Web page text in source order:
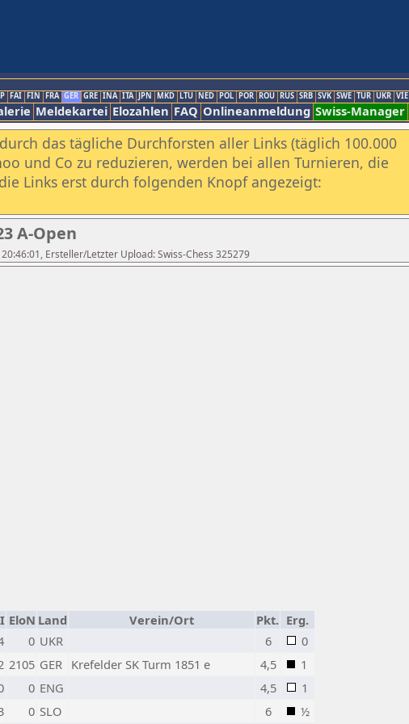
FAI FIN FRA GER GRE INA ITA JPN MKD LTU NED POL POR ROU RUS SRB SVK SWE TUR UKR VIE
Meldekartei Elozahlen FAQ Onlineanmeldung Swiss-Manager
das tägliche Durchforsten aller Links (täglich 100.000
und Co zu reduzieren, werden bei allen Turnieren, die
Links erst durch folgenden Knopf angezeigt:
A-Open
Ersteller/Letzter Upload: Swiss-Chess 325279
EloN Land Verein/Ort Pkt. Erg.
0 UKR 6
0
2105 GER Krefelder SK Turm 1851 e 4,5
1
0 ENG 4,5
1
0 SLO 6 ½